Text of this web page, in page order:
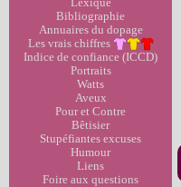
Lexique
Bibliographie
Annuaires du dopage
Les vrais chiffres
Indice de confiance (ICCD)
Portraits
Watts
Aveux
Pour et Contre
Bêtisier
Stupéfiantes excuses
Humour
Liens
Foire aux questions